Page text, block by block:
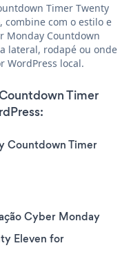
Timer Twenty
combine com o estilo e
Monday Countdown
lateral, rodapé ou onde
WordPress local.
Timer
Countdown Timer
Cyber Monday
Eleven for